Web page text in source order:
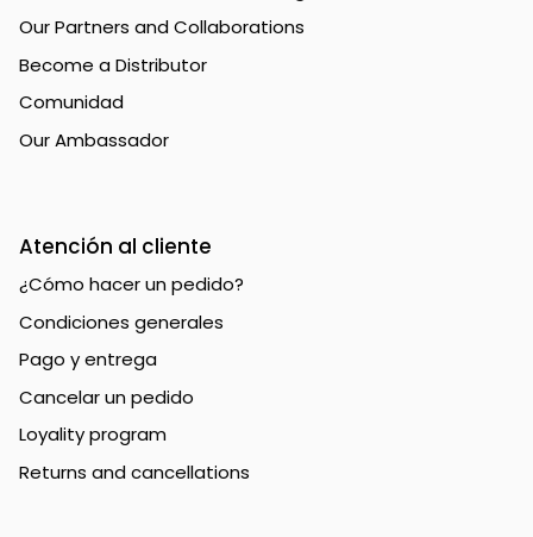
Our Partners and Collaborations
Become a Distributor
Comunidad
Our Ambassador
Atención al cliente
¿Cómo hacer un pedido?
Condiciones generales
Pago y entrega
Cancelar un pedido
Loyality program
Returns and cancellations